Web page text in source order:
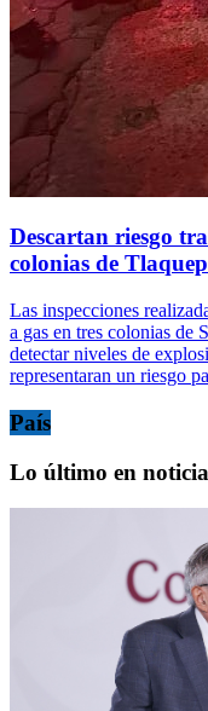
Descartan riesgo
colonias de
Las inspecciones
a gas en tres colonias de
detectar niveles de
representaran un riesgo
País
Lo último en